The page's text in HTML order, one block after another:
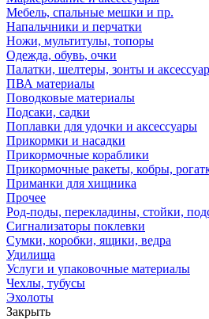
Мебель, спальные мешки и пр.
Напальчники и перчатки
Ножи, мультитулы, топоры
Одежда, обувь, очки
Палатки, шелтеры, зонты и
ПВА материалы
Поводковые материалы
Подсаки, садки
Поплавки для удочки и аксессуары
Прикормки и насадки
Прикормочные кораблики
Прикормочные ракеты, кобры,
Приманки для хищника
Прочее
Род-поды, перекладины, стойки,
Сигнализаторы поклевки
Сумки, коробки, ящики, ведра
Удилища
Услуги и упаковочные материалы
Чехлы, тубусы
Эхолоты
Закрыть